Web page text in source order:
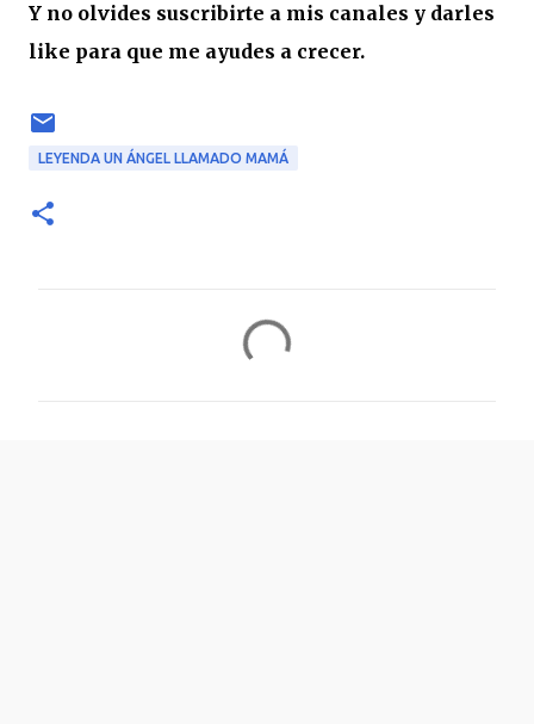
Y no olvides suscribirte a mis canales y darles
like para que me ayudes a crecer.
LEYENDA UN ÁNGEL LLAMADO MAMÁ